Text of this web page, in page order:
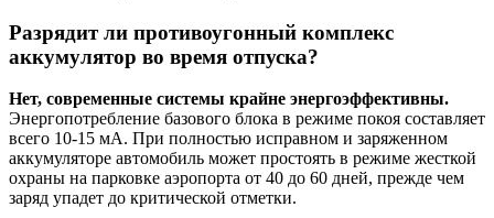
Разрядит ли противоугонный комплекс
аккумулятор во время отпуска?
Нет, современные системы крайне энергоэффективны.
Энергопотребление базового блока в режиме покоя составляет
всего 10-15 мА. При полностью исправном и заряженном
аккумуляторе автомобиль может простоять в режиме жесткой
охраны на парковке аэропорта от 40 до 60 дней, прежде чем
заряд упадет до критической отметки.